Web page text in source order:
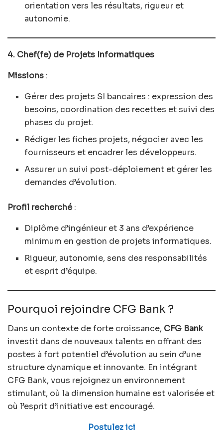
orientation vers les résultats, rigueur et
autonomie.
4. Chef(fe) de Projets Informatiques
Missions :
Gérer des projets SI bancaires : expression des
besoins, coordination des recettes et suivi des
phases du projet.
Rédiger les fiches projets, négocier avec les
fournisseurs et encadrer les développeurs.
Assurer un suivi post-déploiement et gérer les
demandes d’évolution.
Profil recherché:
Diplôme d’ingénieur et 3 ans d’expérience
minimum en gestion de projets informatiques.
Rigueur, autonomie, sens des responsabilités
et esprit d’équipe.
Pourquoi rejoindre CFG Bank ?
Dans un contexte de forte croissance, CFG Bank
investit dans de nouveaux talents en offrant des
postes à fort potentiel d’évolution au sein d’une
structure dynamique et innovante. En intégrant
CFG Bank, vous rejoignez un environnement
stimulant, où la dimension humaine est valorisée et
où l’esprit d’initiative est encouragé.
Postulez ici